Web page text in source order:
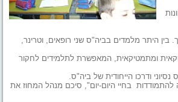
היתר מלמדים בביה"ס שני רופאים, וטרינר,
ומתמטיקאית, המאפשרת לתלמידים לחקור
ודרכו הייחודית של ביה"ס.
בחיי היום-יום", סיכם מנהל המחוז את